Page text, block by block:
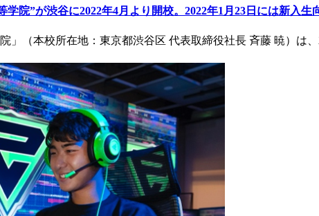
院”が渋谷に2022年4月より開校。2022年1月23日には新入生
（本校所在地：東京都渋谷区 代表取締役社長 斉藤 暁）は